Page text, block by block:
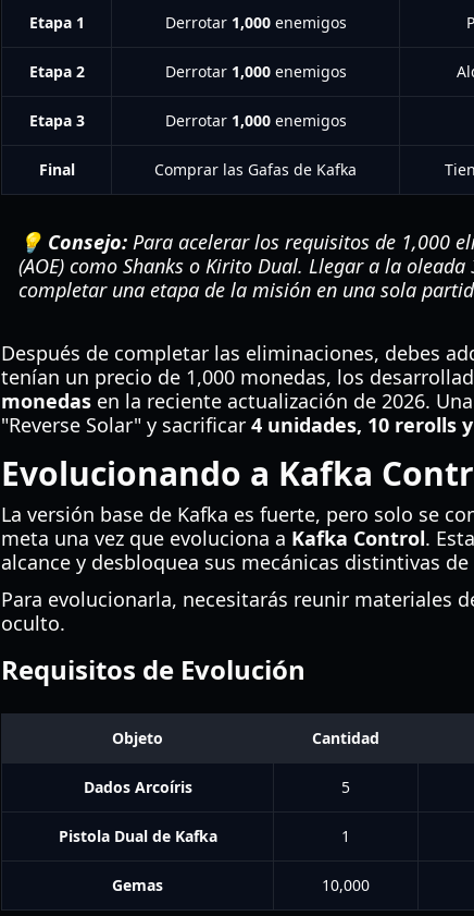
Etapa 1 Derrotar 1,000enemigos
Etapa 2 Derrotar 1,000enemigos
Etapa 3 Derrotar 1,000enemigos
Final Comprar las Gafas de Kafka
💡 Consejo: Para acelerar los requisitos de 1,000
(AOE) como Shanks o Kirito Dual. Llegar a la
completar una etapa de la misión en una sola
Después de completar las eliminaciones, debes
tenían un precio de 1,000 monedas, los
monedas en la reciente actualización de 2026.
"Reverse Solar" y sacrificar 4 unidades, 10 rerolls
Evolucionando a Kafka
La versión base de Kafka es fuerte, pero solo se
meta una vez que evoluciona a Kafka Control.
alcance y desbloquea sus mecánicas distintivas de
Para evolucionarla, necesitarás reunir materiales
oculto.
Requisitos de Evolución
Objeto Cantidad
Dados Arcoíris 5
Pistola Dual de Kafka 1
Gemas 10,000